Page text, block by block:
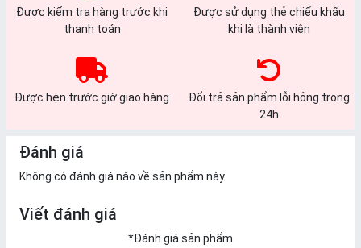
Được kiểm tra hàng trước khi
thanh toán
Được sử dụng thẻ chiếu khấu
khi là thành viên
Được hẹn trước giờ giao hàng
Đổi trả sản phẩm lỗi hỏng trong
24h
Đánh giá
Không có đánh giá nào về sản phẩm này.
Viết đánh giá
*Đánh giá sản phẩm